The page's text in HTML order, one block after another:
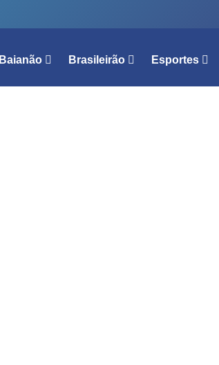
Baianão Brasileirão Esportes